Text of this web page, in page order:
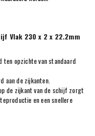
Vlak 230 x 2 x 22.2mm
opzichte van standaard
aan de zijkanten.
de zijkant van de schijf zorgt
en een snellere